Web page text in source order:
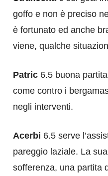
goffo e non è preciso
è fortunato ed anche
viene, qualche
Patric 6.5 buona
come contro i
negli interventi.
Acerbi 6.5 serve
pareggio laziale. La
sofferenza, una partita